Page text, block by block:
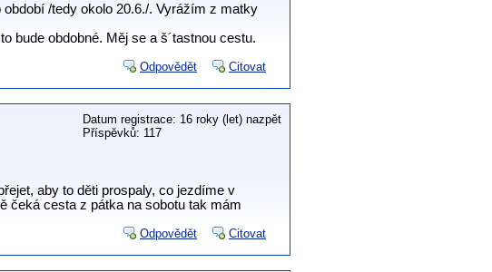
/tedy okolo 20.6./. Vyrážím z matky
bude obdobné. Měj se a š´tastnou cestu.
Odpovědět Citovat
Datum registrace: 16 roky (let) nazpět
Příspěvků: 117
aby to děti prospaly, co jezdíme v
čeká cesta z pátka na sobotu tak mám
Odpovědět Citovat